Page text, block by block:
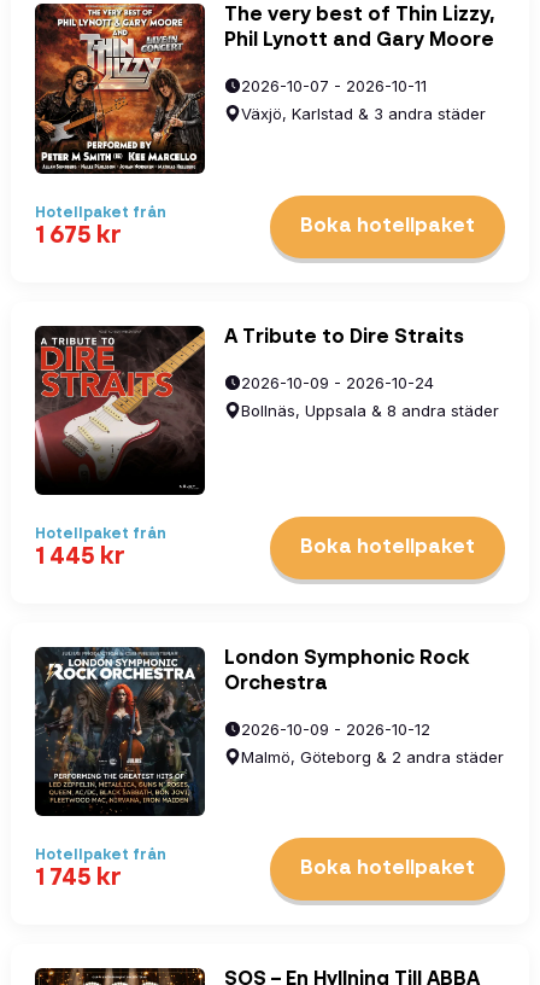
The very best of Thin Lizzy,
Phil Lynott and Gary Moore
2026-10-07 - 2026-10-11
Växjö, Karlstad & 3 andra städer
Hotellpaket från
1 675 kr Boka hotellpaket
A Tribute to Dire Straits
2026-10-09 - 2026-10-24
Bollnäs, Uppsala & 8 andra städer
Hotellpaket från
1 445 kr Boka hotellpaket
London Symphonic Rock
Orchestra
2026-10-09 - 2026-10-12
Malmö, Göteborg & 2 andra städer
Hotellpaket från
1 745 kr Boka hotellpaket
SOS – En Hyllning Till ABBA